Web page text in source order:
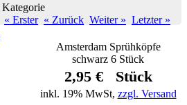
« Erster « Zurück Weiter » Letzter »
Amsterdam Sprühköpfe
schwarz 6 Stück
2,95 € Stück
inkl. 19% MwSt, zzgl. Versand